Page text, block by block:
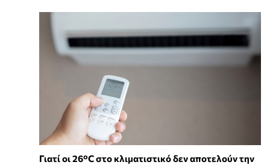
Γιατί οι 26°C στο κλιματιστικό δεν αποτελούν την